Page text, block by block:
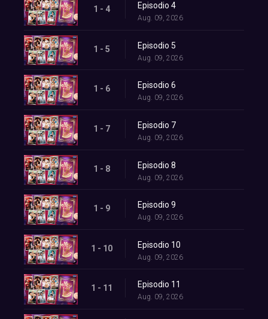
1 - 4 Episodio 4
Aug. 09, 2026
1 - 5 Episodio 5
Aug. 09, 2026
1 - 6 Episodio 6
Aug. 09, 2026
1 - 7 Episodio 7
Aug. 09, 2026
1 - 8 Episodio 8
Aug. 09, 2026
1 - 9 Episodio 9
Aug. 09, 2026
1 - 10 Episodio 10
Aug. 09, 2026
1 - 11 Episodio 11
Aug. 09, 2026